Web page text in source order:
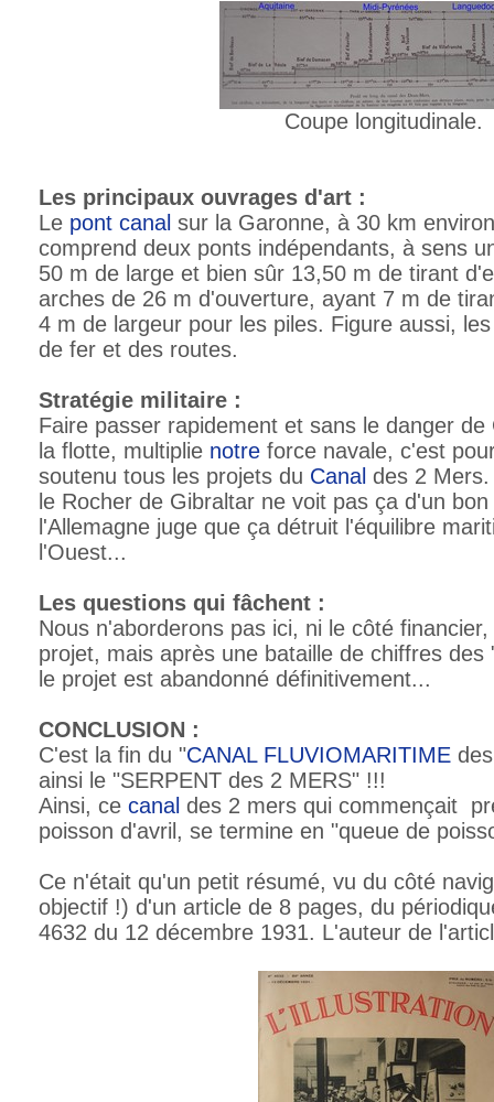
Coupe longitudinale.
Les principaux ouvrages d'art :
Le pont canal sur la Garonne, à 30 km
comprend deux ponts indépendants, à sens
50 m de large et bien sûr 13,50 m de tirant
arches de 26 m d'ouverture, ayant 7 m de
4 m de largeur pour les piles. Figure aussi,
de fer et des routes.
Stratégie militaire :
Faire passer rapidement et sans le danger
la flotte, multiplie notre force navale, c'est
soutenu tous les projets du Canal des 2
le Rocher de Gibraltar ne voit pas ça d'un
l'Allemagne juge que ça détruit l'équilibre
l'Ouest...
Les questions qui fâchent :
Nous n'aborderons pas ici, ni le côté
projet, mais après une bataille de chiffres
le projet est abandonné définitivement...
CONCLUSION :
C'est la fin du "CANAL FLUVIOMARITIME
ainsi le "SERPENT des 2 MERS" !!!
Ainsi, ce canal des 2 mers qui commençait
poisson d'avril, se termine en "queue de
Ce n'était qu'un petit résumé, vu du côté
objectif !) d'un article de 8 pages, du
4632 du 12 décembre 1931. L'auteur de